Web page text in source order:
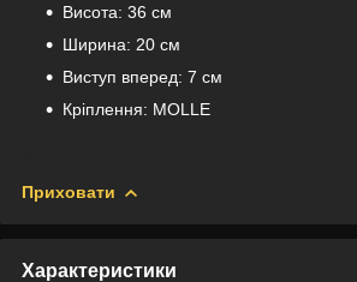
Висота: 36 см
Ширина: 20 см
Виступ вперед: 7 см
Кріплення: MOLLE
Приховати
Характеристики